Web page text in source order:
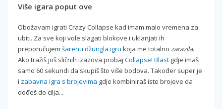
Više igara poput ove
Obožavam igrati Crazy Collapse kad imam malo vremena za
ubiti. Za sve koji vole slagati blokove i uklanjati ih
preporučujem šarenu džungla igru koja me totalno zarazila.
Ako tražiš još sličnih izazova probaj Collapse! Blast gdje imaš
samo 60 sekundi da skupiš što više bodova. Također super je
i zabavna igra s brojevima gdje kombiniraš iste brojeve da
dođeš do cilja...